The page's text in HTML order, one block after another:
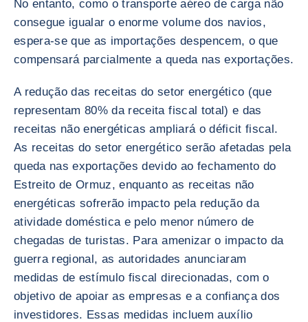
No entanto, como o transporte aéreo de carga não
consegue igualar o enorme volume dos navios,
espera-se que as importações despencem, o que
compensará parcialmente a queda nas exportações.
A redução das receitas do setor energético (que
representam 80% da receita fiscal total) e das
receitas não energéticas ampliará o déficit fiscal.
As receitas do setor energético serão afetadas pela
queda nas exportações devido ao fechamento do
Estreito de Ormuz, enquanto as receitas não
energéticas sofrerão impacto pela redução da
atividade doméstica e pelo menor número de
chegadas de turistas. Para amenizar o impacto da
guerra regional, as autoridades anunciaram
medidas de estímulo fiscal direcionadas, com o
objetivo de apoiar as empresas e a confiança dos
investidores. Essas medidas incluem auxílio